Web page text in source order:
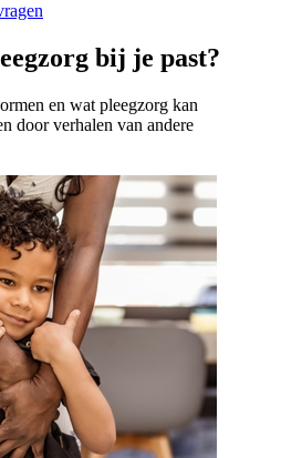
bij je past?
en wat pleegzorg kan
door verhalen van andere